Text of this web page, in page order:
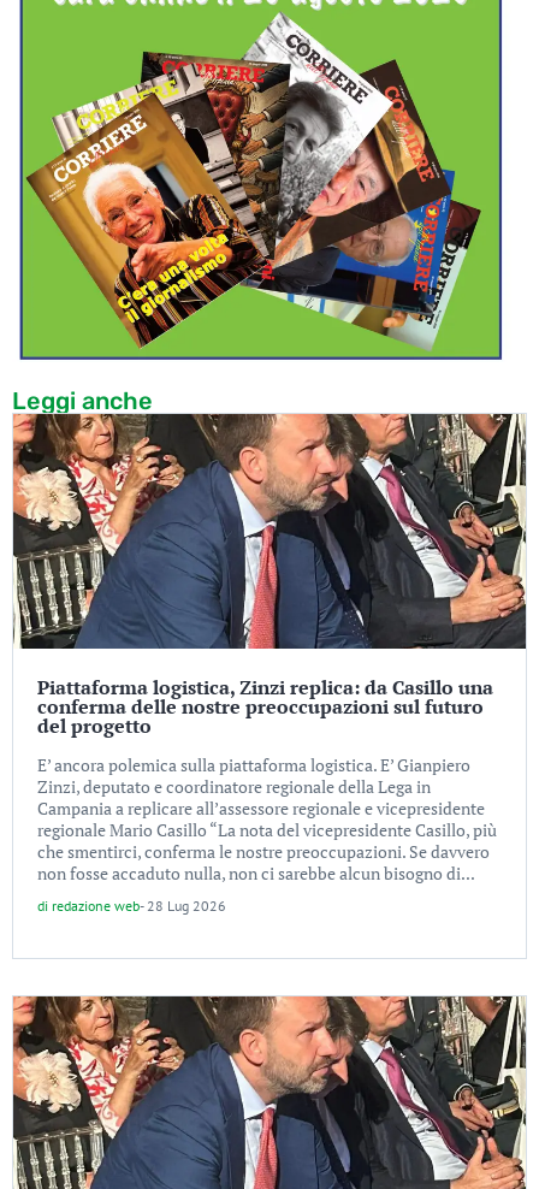
Leggi anche
Piattaforma logistica, Zinzi replica: da Casillo una
conferma delle nostre preoccupazioni sul futuro
del progetto
E’ ancora polemica sulla piattaforma logistica. E’ Gianpiero
Zinzi, deputato e coordinatore regionale della Lega in
Campania a replicare all’assessore regionale e vicepresidente
regionale Mario Casillo “La nota del vicepresidente Casillo, più
che smentirci, conferma le nostre preoccupazioni. Se davvero
non fosse accaduto nulla, non ci sarebbe alcun bisogno di...
di redazione web- 28 Lug 2026